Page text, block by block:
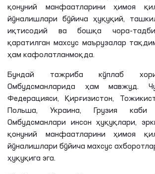
қонуний манфаатларини ҳимоя
йўналишлари бўйича ҳуқуқий,
иқтисодий ва бошқа чора-
қаратилган махсус маърузалар
ҳам кафолатланмоқда.
Бундай тажриба кўплаб
Омбудсманларида ҳам мавжуд.
Федерацияси, Қирғизистон,
Польша, Украина, Грузия каби
Омбудсманлари инсон ҳуқуқлари,
қонуний манфаатларини ҳимоя
йўналишлари бўйича махсус
ҳуқуқига эга.